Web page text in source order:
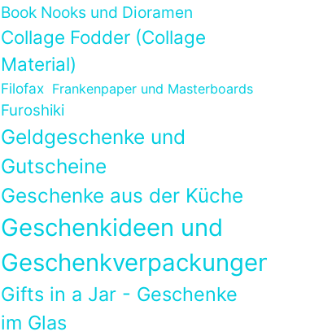
Book Nooks und Dioramen
Collage Fodder (Collage
Material)
Filofax Frankenpaper und Masterboards
Furoshiki
Geldgeschenke und
Gutscheine
Geschenke aus der Küche
Geschenkideen und
Geschenkverpackungen
Gifts in a Jar - Geschenke
im Glas